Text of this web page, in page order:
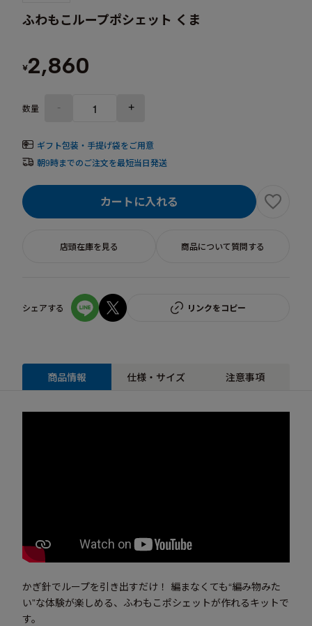
ふわもこループポシェット くま
¥2,860
数量 - +
ギフト包装・手提げ袋をご用意
朝9時までのご注文を最短当日発送
カートに入れる
店頭在庫を見る 商品について質問する
シェアする リンクをコピー
商品情報 仕様・サイズ 注意事項
かぎ針でループを引き出すだけ！ 編まなくても“編み物みた
い”な体験が楽しめる、ふわもこポシェットが作れるキットで
す。